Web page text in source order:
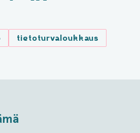
tietoturvaloukkaus